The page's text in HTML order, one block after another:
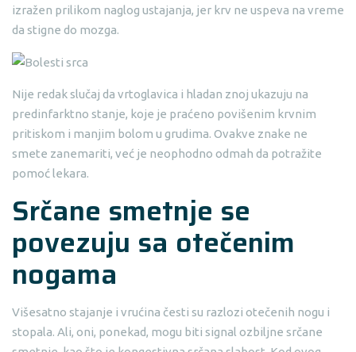
izražen prilikom naglog ustajanja, jer krv ne uspeva na vreme
da stigne do mozga.
Nije redak slučaj da vrtoglavica i hladan znoj ukazuju na
predinfarktno stanje, koje je praćeno povišenim krvnim
pritiskom i manjim bolom u grudima. Ovakve znake ne
smete zanemariti, već je neophodno odmah da potražite
pomoć lekara.
Srčane smetnje se
povezuju sa otečenim
nogama
Višesatno stajanje i vrućina česti su razlozi otečenih nogu i
stopala. Ali, oni, ponekad, mogu biti signal ozbiljne srčane